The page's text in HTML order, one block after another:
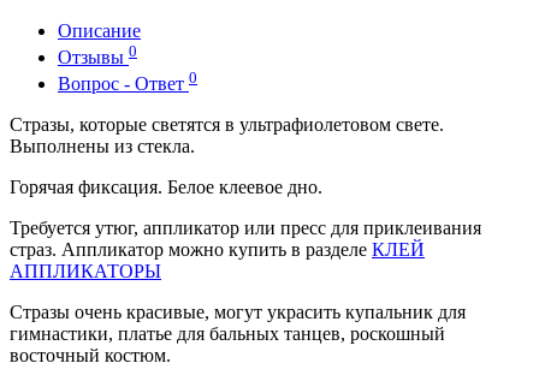
Описание
Отзывы 0
Вопрос - Ответ 0
Стразы, которые светятся в ультрафиолетовом свете.
Выполнены из стекла.
Горячая фиксация. Белое клеевое дно.
Требуется утюг, аппликатор или пресс для приклеивания
страз. Аппликатор можно купить в разделе КЛЕЙ
АППЛИКАТОРЫ
Стразы очень красивые, могут украсить купальник для
гимнастики, платье для бальных танцев, роскошный
восточный костюм.